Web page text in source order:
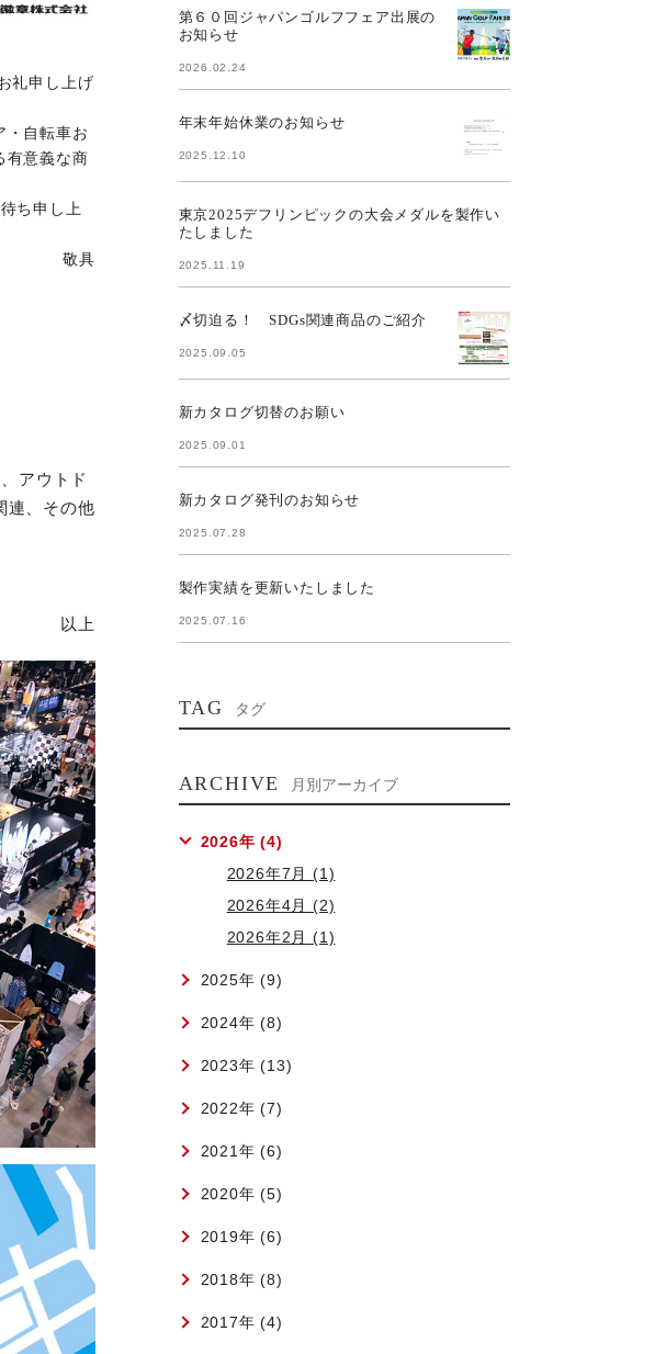
礼申し上げ
・自転車お
有意義な商
ち申し上
敬具
アウトド
連、その他
以上
第６０回ジャパンゴルフフェア出展の
お知らせ
2026.02.24
年末年始休業のお知らせ
2025.12.10
東京2025デフリンピックの大会メダルを製作い
たしました
2025.11.19
〆切迫る！ SDGs関連商品のご紹介
2025.09.05
新カタログ切替のお願い
2025.09.01
新カタログ発刊のお知らせ
2025.07.28
製作実績を更新いたしました
2025.07.16
TAG タグ
ARCHIVE 月別アーカイブ
2026年 (4)
2026年7月 (1)
2026年4月 (2)
2026年2月 (1)
2025年 (9)
2024年 (8)
2023年 (13)
2022年 (7)
2021年 (6)
2020年 (5)
2019年 (6)
2018年 (8)
2017年 (4)